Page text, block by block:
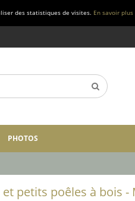
des statistiques de visites. En savoir
PHOTOS
petits poêles à bois -